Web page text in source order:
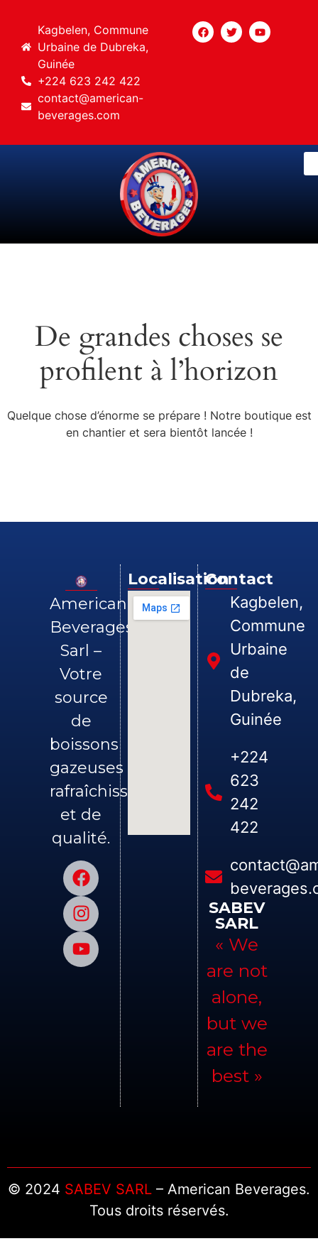
Kagbelen, Commune
Urbaine de Dubreka,
Guinée
+224 623 242 422
contact@american-
beverages.com
De grandes choses se
profilent à l’horizon
Quelque chose d’énorme se prépare ! Notre boutique est
en chantier et sera bientôt lancée !
American
Beverages
Sarl –
Votre
source
de
boissons
gazeuses
rafraîchissantes
et de
qualité.
LocalisationContact
Kagbelen,
Commune
Urbaine
de
Dubreka,
Guinée
+224
623
242
422
SABEV
SARL
« We
are not
alone,
but we
are the
best »
© 2024 SABEV SARL – American Beverages.
Tous droits réservés.